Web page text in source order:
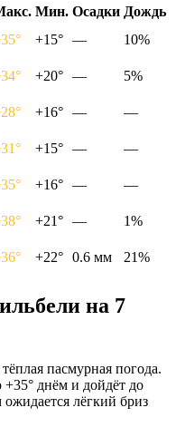
Мин. Осадки Дождь
+15° —
10%
+20° —
5%
+16° —
—
+15° —
—
+16° —
—
+21° —
1%
+22° 0.6 мм 21%
на 7
пасмурная погода.
днём и дойдёт до
лёгкий бриз